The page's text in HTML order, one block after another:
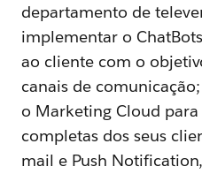
departamento de
implementar o
ao cliente com o
canais de
o Marketing Cloud
completas dos seus
mail e Push